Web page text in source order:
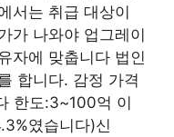
서는 취급 대상이
가 나와야 업그레이
자에 맞춥니다 법인
합니다. 감정 가격
한도:3~100억 이
였습니다)신